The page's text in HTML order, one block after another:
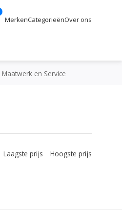
MerkenCategorieënOver ons
Maatwerk en Service
Laagste prijs Hoogste prijs